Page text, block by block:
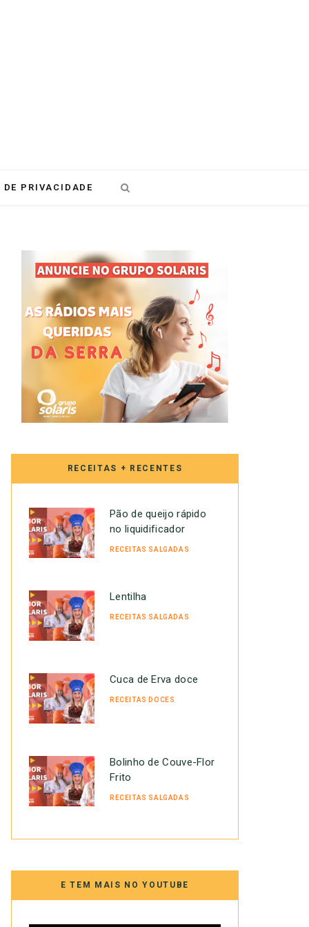
PRIVACIDADE
RECEITAS + RECENTES
Pão de queijo rápido
no liquidificador
RECEITAS SALGADAS
Lentilha
RECEITAS SALGADAS
Cuca de Erva doce
RECEITAS DOCES
Bolinho de Couve-Flor
Frito
RECEITAS SALGADAS
E TEM MAIS NO YOUTUBE